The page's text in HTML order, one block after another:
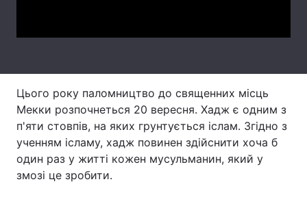
Відео з Youtube Статті
Інтерв'ю Думки
Архів Вакансії
Цього року паломництво до священних місць
Мекки розпочнеться 20 вересня. Хадж є одним з
п'яти стовпів, на яких грунтується іслам. Згідно з
ученням ісламу, хадж повинен здійснити хоча б
один раз у житті кожен мусульманин, який у
змозі це зробити.